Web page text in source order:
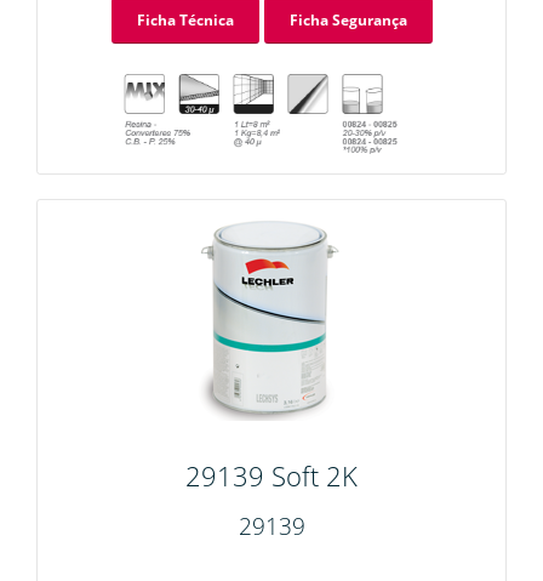
Ficha Técnica Ficha Segurança
29139 Soft 2K
29139